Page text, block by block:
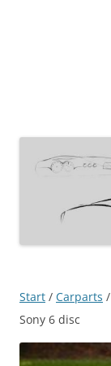
Start / Carparts /
Sony 6 disc